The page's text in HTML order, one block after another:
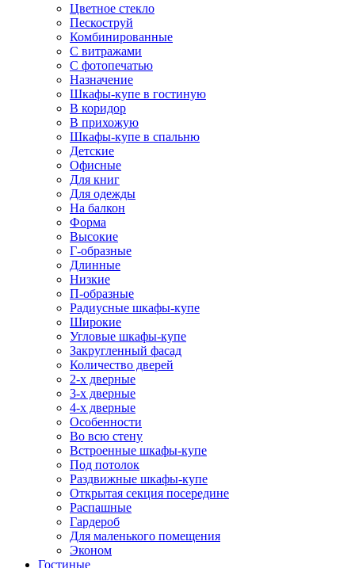
Цветное стекло
Пескоструй
Комбинированные
С витражами
С фотопечатью
Назначение
Шкафы-купе в гостиную
В коридор
В прихожую
Шкафы-купе в спальню
Детские
Офисные
Для книг
Для одежды
На балкон
Форма
Высокие
Г-образные
Длинные
Низкие
П-образные
Радиусные шкафы-купе
Широкие
Угловые шкафы-купе
Закругленный фасад
Количество дверей
2-х дверные
3-х дверные
4-х дверные
Особенности
Во всю стену
Встроенные шкафы-купе
Под потолок
Раздвижные шкафы-купе
Открытая секция посередине
Распашные
Гардероб
Для маленького помещения
Эконом
Гостиные